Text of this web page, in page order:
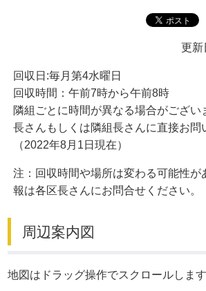
更新
回収日:毎月第4水曜日
回収時間：午前7時から午前8時
隣組ごとに時間が異なる場合がござい
長さんもしくは隣組長さんに直接お問
（2022年8月1日現在）
注：回収時間や場所は変わる可能性が
報は各区長さんにお問合せください。
周辺案内図
地図はドラッグ操作でスクロールします